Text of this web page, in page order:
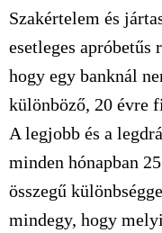
Szakértelem és
esetleges apróbetűs
hogy egy banknál
különböző, 20 évre
A legjobb és a
minden hónapban
összegű
mindegy, hogy